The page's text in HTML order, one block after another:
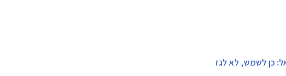
כן לשמש, לא לגז